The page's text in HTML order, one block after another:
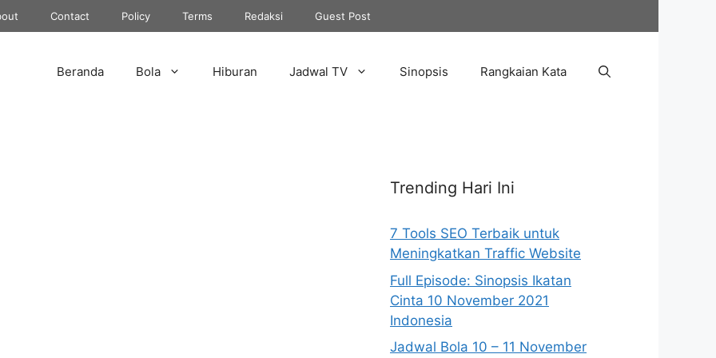
Contact Policy Terms Redaksi Guest Post
Beranda Bola Hiburan Jadwal TV Sinopsis Rangkaian Kata
Trending Hari Ini
7 Tools SEO Terbaik untuk
Meningkatkan Traffic Website
Full Episode: Sinopsis Ikatan
Cinta 10 November 2021
Indonesia
Jadwal Bola 10 – 11 November